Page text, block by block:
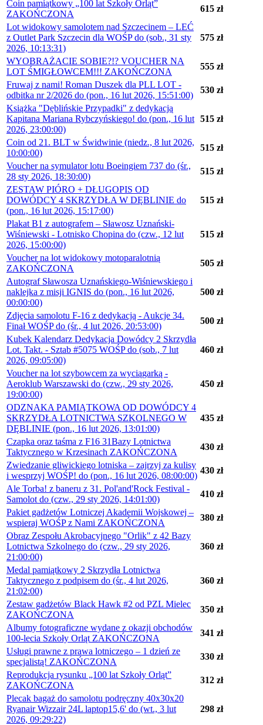
Coin pamiątkowy „100 lat Szkoły Orląt”
ZAKOŃCZONA
615 zł
Lot widokowy samolotem nad Szczecinem – LEĆ
z Outlet Park Szczecin dla WOŚP do (sob., 31 sty
2026, 10:13:31)
575 zł
WYOBRAŻACIE SOBIE?!? VOUCHER NA
LOT ŚMIGŁOWCEM!!! ZAKOŃCZONA
555 zł
Fruwaj z nami! Roman Duszek dla PLL LOT -
odbitka nr 2/2026 do (pon., 16 lut 2026, 15:51:00)
530 zł
Książka "Dęblińskie Przypadki" z dedykacją
Kapitana Mariana Rybczyńskiego! do (pon., 16 lut
2026, 23:00:00)
515 zł
Coin od 21. BLT w Świdwinie (niedz., 8 lut 2026,
10:00:00)
515 zł
Voucher na symulator lotu Boeingiem 737 do (śr.,
28 sty 2026, 18:30:00)
515 zł
ZESTAW PIÓRO + DŁUGOPIS OD
DOWÓDCY 4 SKRZYDŁA W DĘBLINIE do
(pon., 16 lut 2026, 15:17:00)
515 zł
Plakat B1 z autografem – Sławosz Uznański-
Wiśniewski - Lotnisko Chopina do (czw., 12 lut
2026, 15:00:00)
515 zł
Voucher na lot widokowy motoparalotnią
ZAKOŃCZONA
505 zł
Autograf Sławosza Uznańskiego-Wiśniewskiego i
naklejka z misji IGNIS do (pon., 16 lut 2026,
00:00:00)
500 zł
Zdjęcia samolotu F-16 z dedykacją - Aukcje 34.
Finał WOŚP do (śr., 4 lut 2026, 20:53:00)
500 zł
Kubek Kalendarz Dedykacja Dowódcy 2 Skrzydła
Lot. Takt. - Sztab #5075 WOŚP do (sob., 7 lut
2026, 09:05:00)
460 zł
Voucher na lot szybowcem za wyciągarką -
Aeroklub Warszawski do (czw., 29 sty 2026,
19:00:00)
450 zł
ODZNAKA PAMIĄTKOWA OD DOWÓDCY 4
SKRZYDŁA LOTNICTWA SZKOLNEGO W
DĘBLINIE (pon., 16 lut 2026, 13:01:00)
435 zł
Czapka oraz taśma z F16 31Bazy Lotnictwa
Taktycznego w Krzesinach ZAKOŃCZONA
430 zł
Zwiedzanie gliwickiego lotniska – zajrzyj za kulisy
i wesprzyj WOŚP! do (pon., 16 lut 2026, 08:00:00)
430 zł
Ale Torba! z baneru z 31. Pol'and'Rock Festival -
Samolot do (czw., 29 sty 2026, 14:01:00)
410 zł
Pakiet gadżetów Lotniczej Akademii Wojskowej –
wspieraj WOŚP z Nami ZAKOŃCZONA
380 zł
Obraz Zespołu Akrobacyjnego "Orlik" z 42 Bazy
Lotnictwa Szkolnego do (czw., 29 sty 2026,
21:00:00)
360 zł
Medal pamiątkowy 2 Skrzydła Lotnictwa
Taktycznego z podpisem do (śr., 4 lut 2026,
21:02:00)
360 zł
Zestaw gadżetów Black Hawk #2 od PZL Mielec
ZAKOŃCZONA
350 zł
Albumy fotograficzne wydane z okazji obchodów
100-lecia Szkoły Orląt ZAKOŃCZONA
341 zł
Usługi prawne z prawa lotniczego – 1 dzień ze
specjalistą! ZAKOŃCZONA
330 zł
Reprodukcja rysunku „100 lat Szkoły Orląt”
ZAKOŃCZONA
312 zł
Plecak bagaż do samolotu podręczny 40x30x20
Ryanair Wizzair 24L laptop15,6' do (wt., 3 lut
2026, 09:29:22)
298 zł